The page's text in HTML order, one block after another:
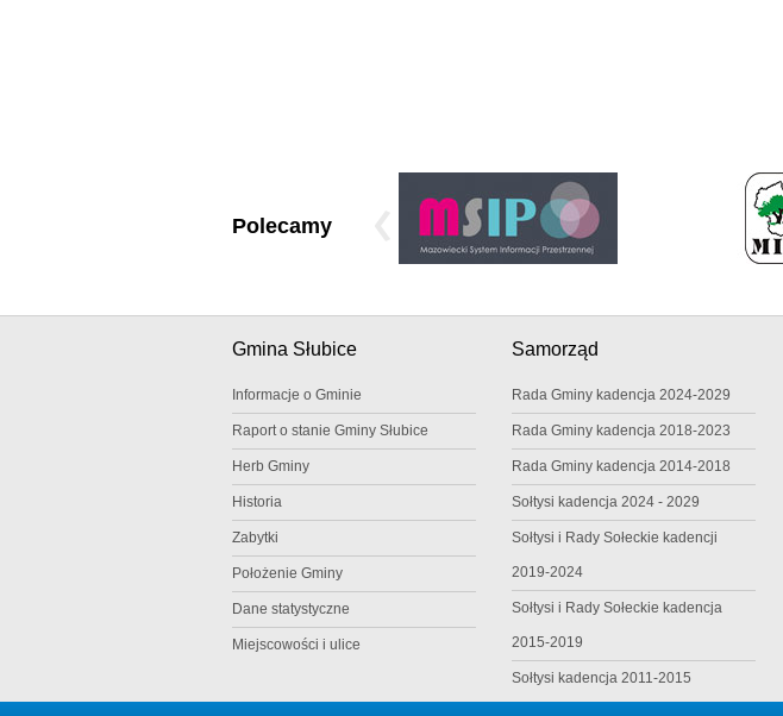
Polecamy
Gmina Słubice
Informacje o Gminie
Raport o stanie Gminy Słubice
Herb Gminy
Historia
Zabytki
Położenie Gminy
Dane statystyczne
Miejscowości i ulice
Samorząd
Rada Gminy kadencja 2024-2029
Rada Gminy kadencja 2018-2023
Rada Gminy kadencja 2014-2018
Sołtysi kadencja 2024 - 2029
Sołtysi i Rady Sołeckie kadencji
2019-2024
Sołtysi i Rady Sołeckie kadencja
2015-2019
Sołtysi kadencja 2011-2015